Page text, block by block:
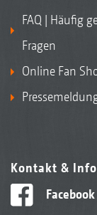
FAQ | Häufig
Fragen
Online Fan
Kontakt &
Facebook